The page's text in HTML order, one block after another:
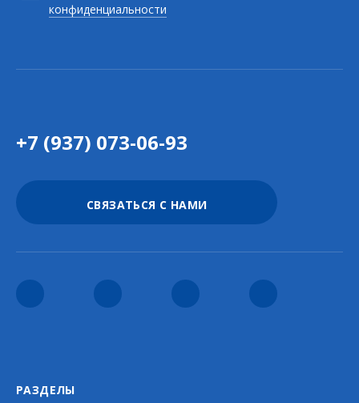
конфиденциальности
+7 (937) 073-06-93
СВЯЗАТЬСЯ С НАМИ
РАЗДЕЛЫ